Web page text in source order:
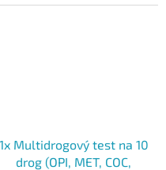
THC 50...
1x Multidrogový test na 10
drog (OPI, MET, COC,